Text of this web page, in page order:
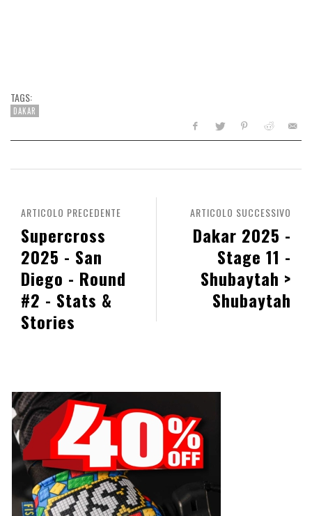
TAGS:
DAKAR
ARTICOLO SUCCESSIVO
Dakar 2025 -
Stage 11 -
Shubaytah >
Shubaytah
ARTICOLO PRECEDENTE
Supercross
2025 - San
Diego - Round
#2 - Stats &
Stories